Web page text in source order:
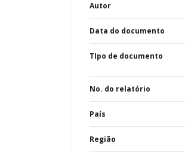
Autor
Data do documento
TIpo de documento
No. do relatório
País
Região